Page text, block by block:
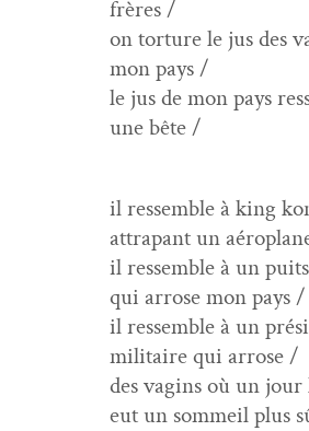
frères /
on tor­ture le jus des
mon pays /
le jus de mon pays
une bête /
il ressem­ble à king
attra­pant un
il ressem­ble à un
qui arrose mon pays /
il ressem­ble à un
mil­i­taire qui arrose /
des vagins où un jour
eut un som­meil plus